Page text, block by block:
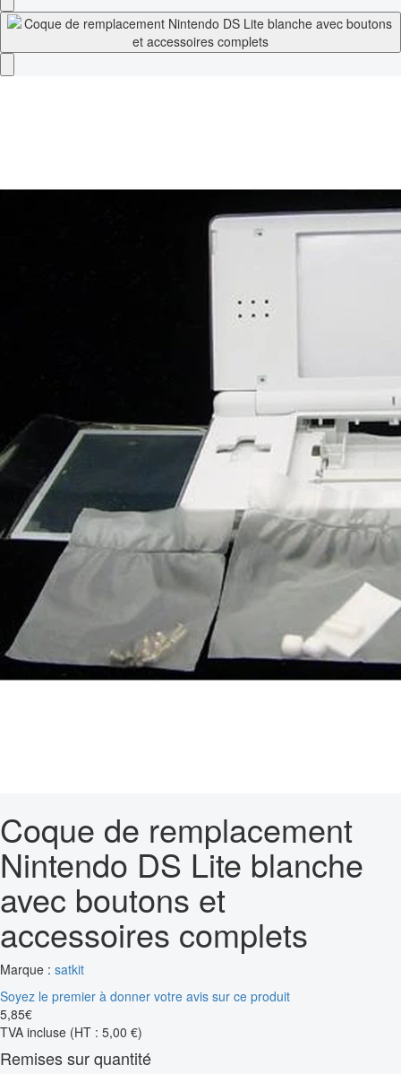
Coque de remplacement
Nintendo DS Lite blanche
avec boutons et
accessoires complets
Marque : satkit
Soyez le premier à donner votre avis sur ce produit
5,85€
TVA incluse (HT : 5,00 €)
Remises sur quantité